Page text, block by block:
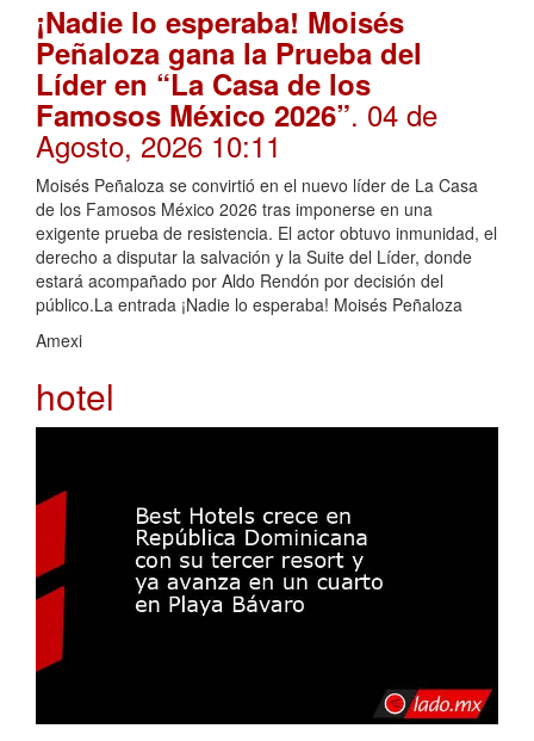
¡Nadie lo esperaba! Moisés
Peñaloza gana la Prueba del
Líder en “La Casa de los
Famosos México 2026”. 04 de
Agosto, 2026 10:11
Moisés Peñaloza se convirtió en el nuevo líder de La Casa
de los Famosos México 2026 tras imponerse en una
exigente prueba de resistencia. El actor obtuvo inmunidad, el
derecho a disputar la salvación y la Suite del Líder, donde
estará acompañado por Aldo Rendón por decisión del
público.La entrada ¡Nadie lo esperaba! Moisés Peñaloza
Amexi
hotel